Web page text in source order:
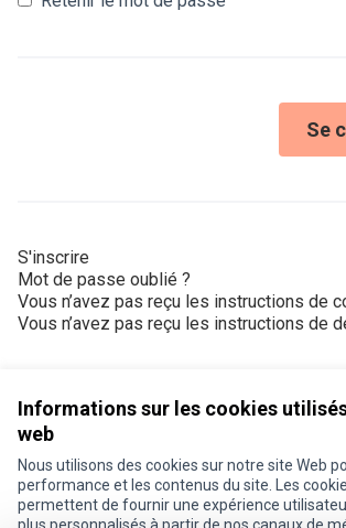
Informations sur les cookies
web
Nous utilisons des cookies sur notre site Web
performance et les contenus du site. Les
permettent de fournir une expérience
Se
S'inscrire
Mot de passe oublié ?
Vous n’avez pas reçu les instructions de
Vous n’avez pas reçu les instructions de
Conditions d'utilisation
Paramètres des cookies
Je participe ! sur X
Je participe ! sur Facebook
Je participe ! sur Instagram